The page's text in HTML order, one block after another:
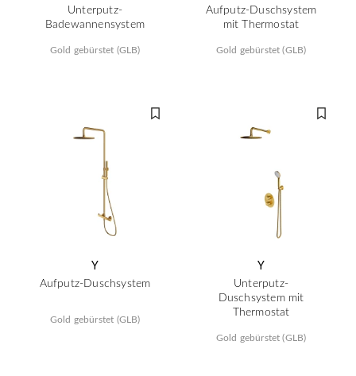
Unterputz-
Badewannensystem
Gold gebürstet (GLB)
Aufputz-Duschsystem
mit Thermostat
Gold gebürstet (GLB)
Y
Aufputz-Duschsystem
Gold gebürstet (GLB)
Y
Unterputz-
Duschsystem mit
Thermostat
Gold gebürstet (GLB)